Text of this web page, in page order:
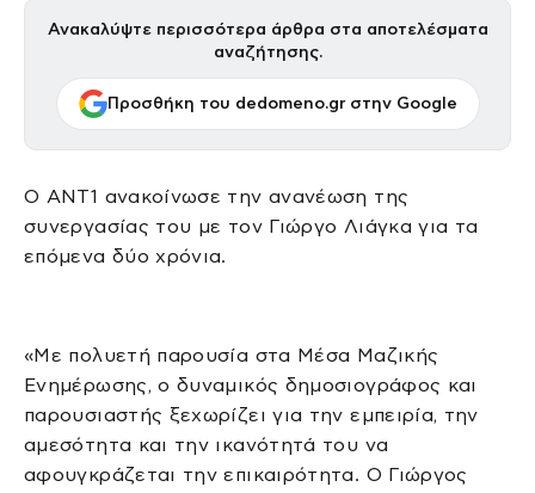
Ανακαλύψτε περισσότερα άρθρα στα αποτελέσματα
αναζήτησης.
Προσθήκη του dedomeno.gr στην Google
Ο ΑΝΤ1 ανακοίνωσε την ανανέωση της
συνεργασίας του με τον Γιώργο Λιάγκα για τα
επόμενα δύο χρόνια.
«Με πολυετή παρουσία στα Μέσα Μαζικής
Ενημέρωσης, ο δυναμικός δημοσιογράφος και
παρουσιαστής ξεχωρίζει για την εμπειρία, την
αμεσότητα και την ικανότητά του να
αφουγκράζεται την επικαιρότητα. Ο Γιώργος